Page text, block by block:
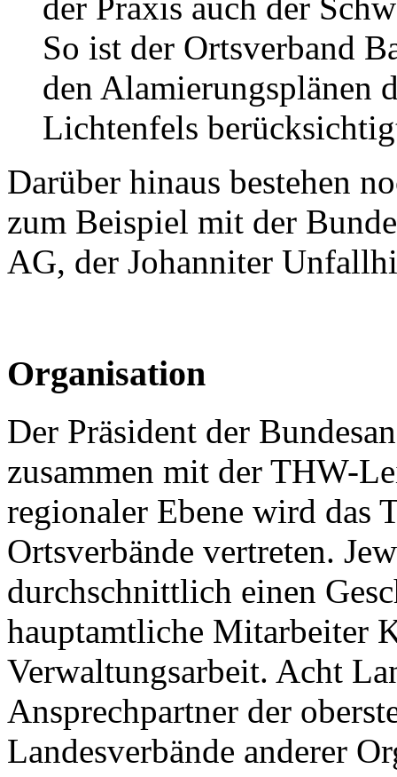
der Praxis auch der
So ist der Ortsverband
den Alamierungsplänen
Lichtenfels
Darüber hinaus bestehen
zum Beispiel mit der
AG, der Johanniter
Organisation
Der Präsident der
zusammen mit der THW-
regionaler Ebene wird das
Ortsverbände vertreten.
durchschnittlich einen
hauptamtliche Mitarbeiter
Verwaltungsarbeit. Acht
Ansprechpartner der
Landesverbände anderer